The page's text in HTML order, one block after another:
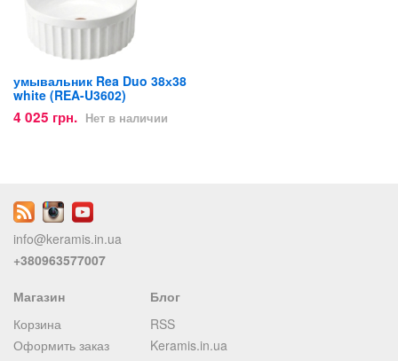
умывальник Rea Duo 38х38
white (REA-U3602)
4 025 грн. Нет в наличии
info@keramis.in.ua
+380963577007
Магазин
Корзина
Оформить заказ
Блог
RSS
Keramis.in.ua